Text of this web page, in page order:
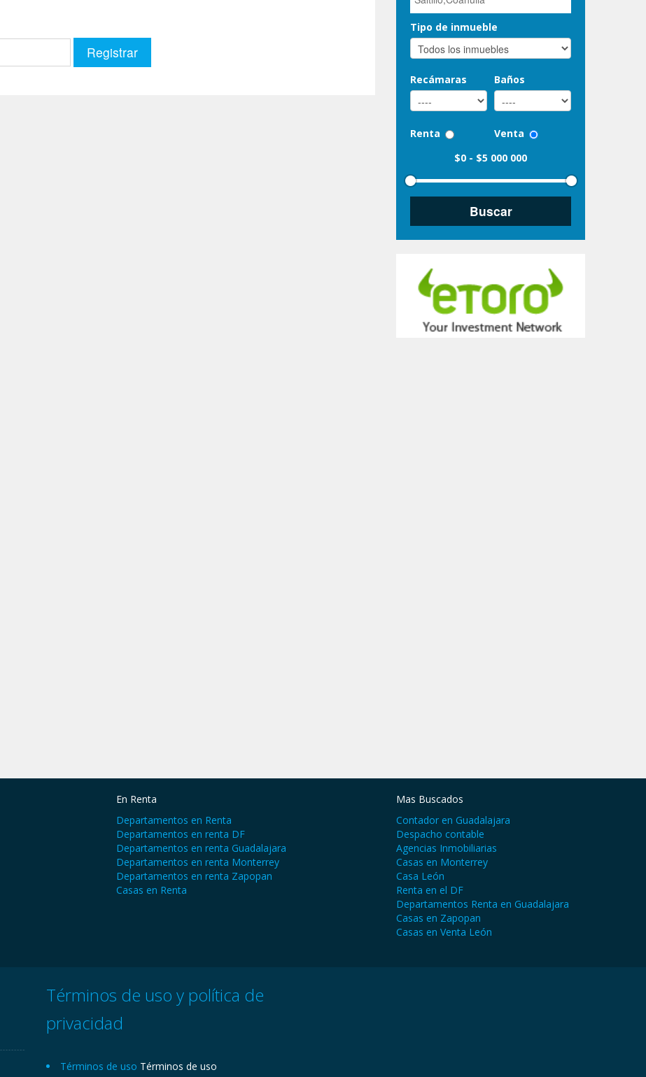
Tipo de inmueble
Recámaras Baños
Renta
Venta
$0 - $5 000 000
En Renta
Departamentos en Renta
Departamentos en renta DF
Departamentos en renta Guadalajara
Departamentos en renta Monterrey
Departamentos en renta Zapopan
Casas en Renta
Mas Buscados
Contador en Guadalajara
Despacho contable
Agencias Inmobiliarias
Casas en Monterrey
Casa León
Renta en el DF
Departamentos Renta en Guadalajara
Casas en Zapopan
Casas en Venta León
Términos de uso y política de
privacidad
Términos de uso Términos de uso